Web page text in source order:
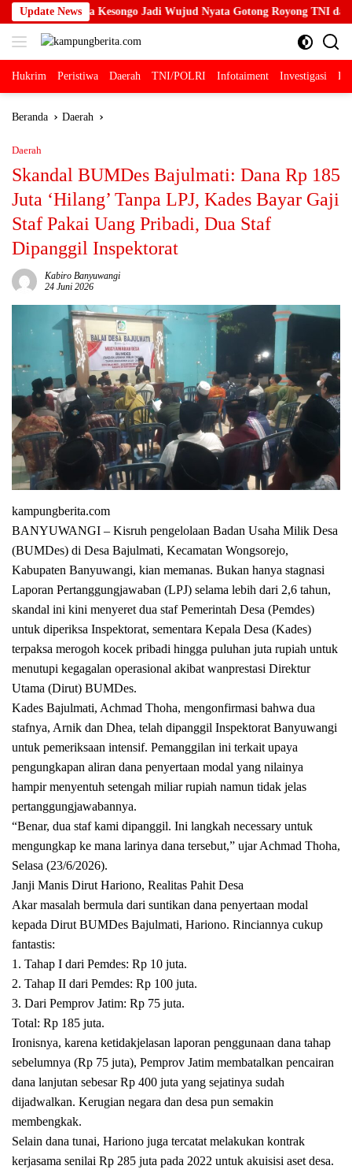
Langsung
ke
konten
Update News
Area Kesongo Jadi Wujud Nyata Gotong Royong TNI dan Warga
Hukrim Peristiwa Daerah TNI/POLRI Infotaiment Investigasi
Beranda Daerah
Daerah
Skandal BUMDes Bajulmati: Dana Rp 185
Juta ‘Hilang’ Tanpa LPJ, Kades Bayar Gaji
Staf Pakai Uang Pribadi, Dua Staf
Dipanggil Inspektorat
Kabiro Banyuwangi
24 Juni 2026
kampungberita.com
BANYUWANGI – Kisruh pengelolaan Badan Usaha Milik Desa
(BUMDes) di Desa Bajulmati, Kecamatan Wongsorejo,
Kabupaten Banyuwangi, kian memanas. Bukan hanya stagnasi
Laporan Pertanggungjawaban (LPJ) selama lebih dari 2,6 tahun,
skandal ini kini menyeret dua staf Pemerintah Desa (Pemdes)
untuk diperiksa Inspektorat, sementara Kepala Desa (Kades)
terpaksa merogoh kocek pribadi hingga puluhan juta rupiah untuk
menutupi kegagalan operasional akibat wanprestasi Direktur
Utama (Dirut) BUMDes.
Kades Bajulmati, Achmad Thoha, mengonfirmasi bahwa dua
stafnya, Arnik dan Dhea, telah dipanggil Inspektorat Banyuwangi
untuk pemeriksaan intensif. Pemanggilan ini terkait upaya
pengungkapan aliran dana penyertaan modal yang nilainya
hampir menyentuh setengah miliar rupiah namun tidak jelas
pertanggungjawabannya.
“Benar, dua staf kami dipanggil. Ini langkah necessary untuk
mengungkap ke mana larinya dana tersebut,” ujar Achmad Thoha,
Selasa (23/6/2026).
Janji Manis Dirut Hariono, Realitas Pahit Desa
Akar masalah bermula dari suntikan dana penyertaan modal
kepada Dirut BUMDes Bajulmati, Hariono. Rinciannya cukup
fantastis:
1. Tahap I dari Pemdes: Rp 10 juta.
2. Tahap II dari Pemdes: Rp 100 juta.
3. Dari Pemprov Jatim: Rp 75 juta.
Total: Rp 185 juta.
Ironisnya, karena ketidakjelasan laporan penggunaan dana tahap
sebelumnya (Rp 75 juta), Pemprov Jatim membatalkan pencairan
dana lanjutan sebesar Rp 400 juta yang sejatinya sudah
dijadwalkan. Kerugian negara dan desa pun semakin
membengkak.
Selain dana tunai, Hariono juga tercatat melakukan kontrak
kerjasama senilai Rp 285 juta pada 2022 untuk akuisisi aset desa.